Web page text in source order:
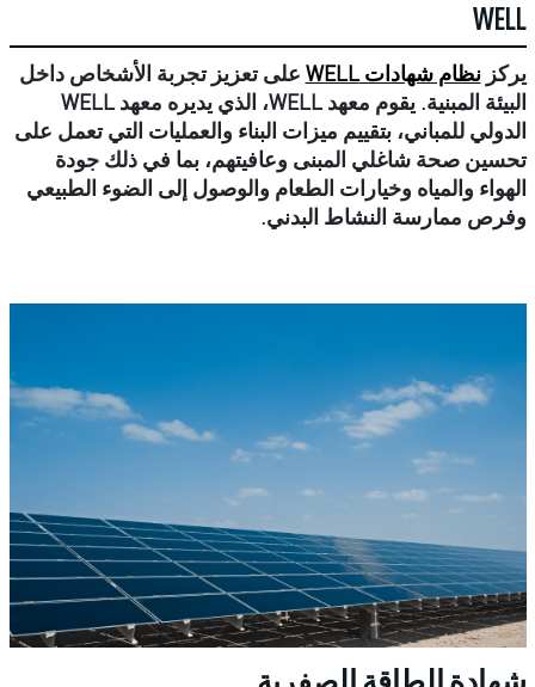
WELL
يركزنظام شهادات WELL
على تعزيز تجربة الأشخاص داخل
البيئة المبنية. يقوم معهد WELL، الذي يديره معهد WELL
الدولي للمباني، بتقييم ميزات البناء والعمليات التي تعمل على
تحسين صحة شاغلي المبنى وعافيتهم، بما في ذلك جودة
الهواء والمياه وخيارات الطعام والوصول إلى الضوء الطبيعي
وفرص ممارسة النشاط البدني.